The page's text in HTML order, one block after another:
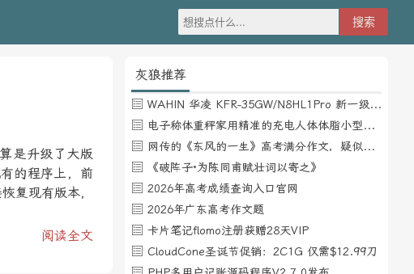
是升级了大版
的程序上，前
复现有版本，
阅读全文
灰狼推荐
WAHIN 华凌 KFR-35GW/N8HL1Pro 新一级能效 壁挂式空调 1.5匹
电子称体重秤家用精准的充电人体体脂小型称重支持HUAWEI HiLink
网传的《东风的一生》高考满分作文，疑似自媒体或其他渠道炒作
《破阵子·为陈同甫赋壮词以寄之》
2026年高考成绩查询入口官网
2026年广东高考作文题
卡片笔记flomo注册获赠28天VIP
CloudCone圣诞节促销：2C1G 仅需$12.99刀